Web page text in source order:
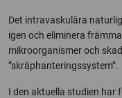
Det intravaskulära
igen och eliminera
mikroorganismer och
”skräphanteringssystem”.
I den aktuella studien har